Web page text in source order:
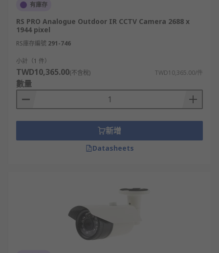
有庫存
RS PRO Analogue Outdoor IR CCTV Camera 2688 x
1944 pixel
RS庫存編號 291-746
小計（1 件）
TWD10,365.00(不含稅) TWD10,365.00/件
數量
新增
Datasheets